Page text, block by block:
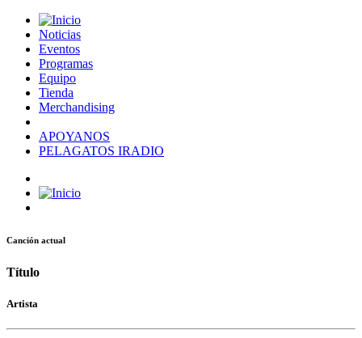
Noticias
Eventos
Programas
Equipo
Tienda
Merchandising
APOYANOS
PELAGATOS IRADIO
Canción actual
Título
Artista